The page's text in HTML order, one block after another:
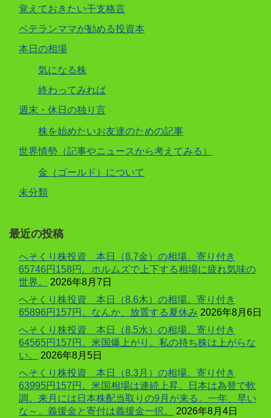
覚えておきたい干支格言
ベテランママが勧める投資本
本日の相場
気になる株
終わってみれば
週末・休日の独り言
株を始めたいお友達のための記事
世界情勢（記事やニュースから考えてみる）
金（ゴールド）について
未分類
最近の投稿
へそくり株投資 本日（8.7金）の相場。寄り付き
65746円158円。ホルムズで上下する相場に疲れ気味の
世界。
2026年8月7日
へそくり株投資 本日（8.6木）の相場。寄り付き
65896円157円。なんか、放置する夏休み 2026年8月6日
へそくり株投資 本日（8.5水）の相場。寄り付き
64565円157円。米国爆上がり。私の持ち株は上がらな
い。
2026年8月5日
へそくり株投資 本日（8.3月）の相場。寄り付き
63995円157円。米国相場は連続上昇。日本は為替で軟
調。来月には日本株配当取りの9月が来る。一年、早い
な～。義援金と寄付は義援金一択。
2026年8月4日